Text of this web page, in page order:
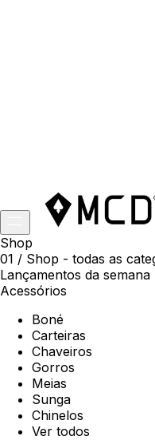
Shop
01 / Shop - todas as
Lançamentos da semana
Acessórios
Boné
Carteiras
Chaveiros
Gorros
Meias
Sunga
Chinelos
Ver todos